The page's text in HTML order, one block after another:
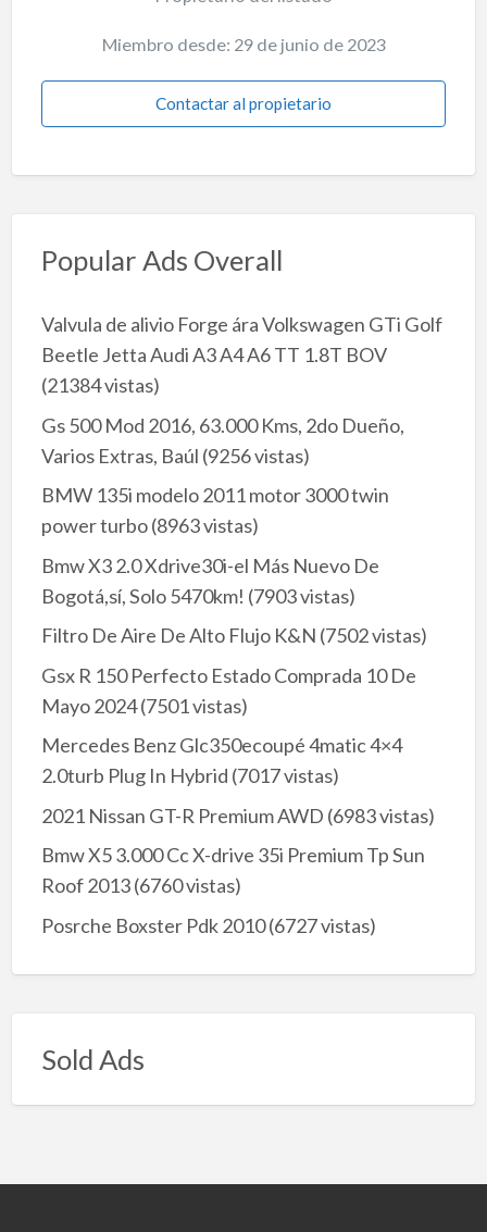
Miembro desde: 29 de junio de 2023
Contactar al propietario
Popular Ads Overall
Valvula de alivio Forge ára Volkswagen GTi Golf
Beetle Jetta Audi A3 A4 A6 TT 1.8T BOV
(21384 vistas)
Gs 500 Mod 2016, 63.000 Kms, 2do Dueño,
Varios Extras, Baúl (9256 vistas)
BMW 135i modelo 2011 motor 3000 twin
power turbo(8963 vistas)
Bmw X3 2.0 Xdrive30i-el Más Nuevo De
Bogotá,sí, Solo 5470km! (7903 vistas)
Filtro De Aire De Alto Flujo K&N (7502 vistas)
Gsx R 150 Perfecto Estado Comprada 10 De
Mayo 2024(7501 vistas)
Mercedes Benz Glc350ecoupé 4matic 4×4
2.0turb Plug In Hybrid (7017 vistas)
2021 Nissan GT-R Premium AWD (6983 vistas)
Bmw X5 3.000 Cc X-drive 35i Premium Tp Sun
Roof 2013(6760 vistas)
Posrche Boxster Pdk 2010(6727 vistas)
Sold Ads